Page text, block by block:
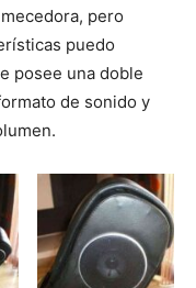
pero
puedo
posee una doble
de sonido y